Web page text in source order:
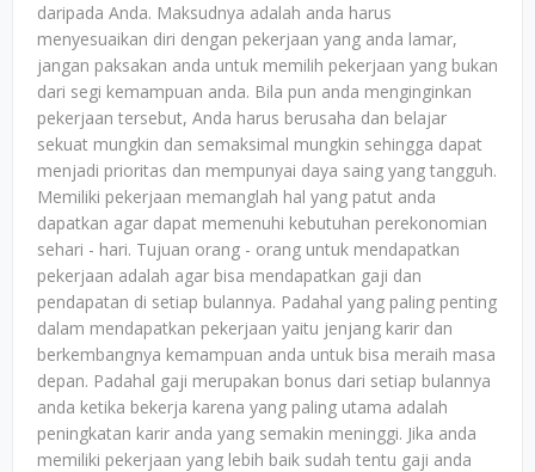
daripada Anda. Maksudnya adalah anda harus
menyesuaikan diri dengan pekerjaan yang anda lamar,
jangan paksakan anda untuk memilih pekerjaan yang bukan
dari segi kemampuan anda. Bila pun anda menginginkan
pekerjaan tersebut, Anda harus berusaha dan belajar
sekuat mungkin dan semaksimal mungkin sehingga dapat
menjadi prioritas dan mempunyai daya saing yang tangguh.
Memiliki pekerjaan memanglah hal yang patut anda
dapatkan agar dapat memenuhi kebutuhan perekonomian
sehari - hari. Tujuan orang - orang untuk mendapatkan
pekerjaan adalah agar bisa mendapatkan gaji dan
pendapatan di setiap bulannya. Padahal yang paling penting
dalam mendapatkan pekerjaan yaitu jenjang karir dan
berkembangnya kemampuan anda untuk bisa meraih masa
depan. Padahal gaji merupakan bonus dari setiap bulannya
anda ketika bekerja karena yang paling utama adalah
peningkatan karir anda yang semakin meninggi. Jika anda
memiliki pekerjaan yang lebih baik sudah tentu gaji anda